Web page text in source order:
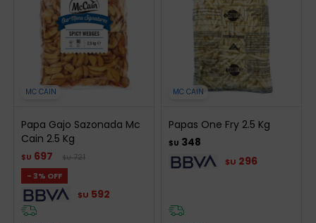
MC CAIN
Papa Gajo Sazonada Mc
Cain 2.5 Kg
$U 697 $U 721
3
$U 592
MC CAIN
Papas One Fry 2.5 Kg
$U 348
$U 296